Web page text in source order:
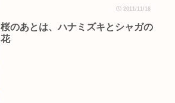
2011/11/16
桜のあとは、ハナミズキとシャガの
花